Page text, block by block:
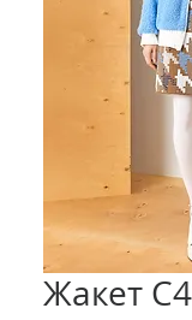
Жакет